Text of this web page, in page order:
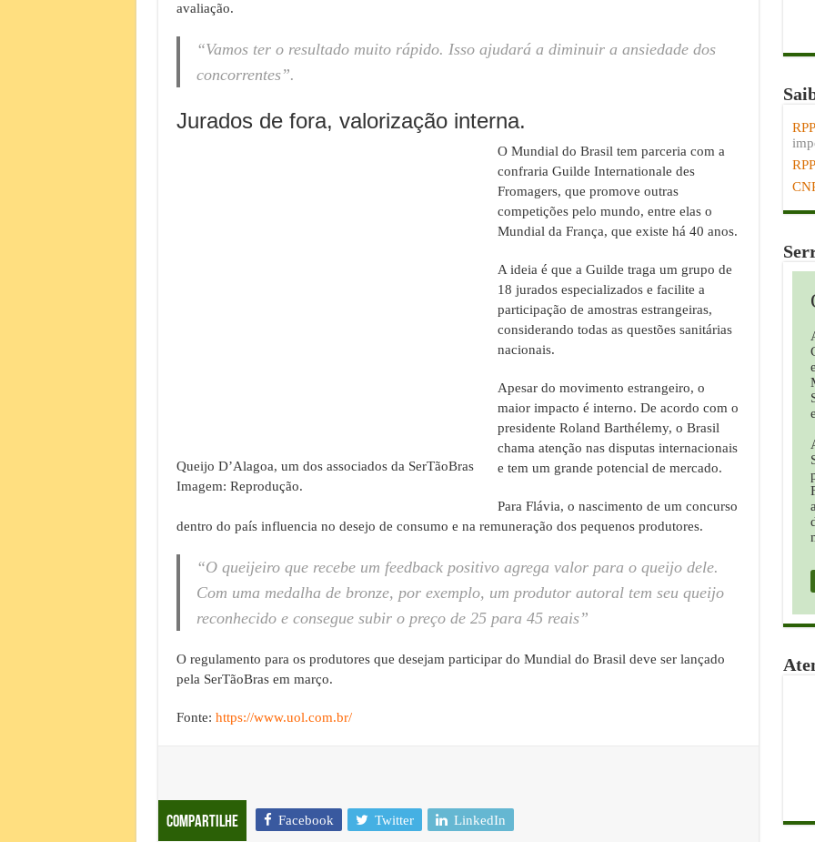
avaliação.
“Vamos ter o resultado muito rápido. Isso ajudará a diminuir a ansiedade dos
concorrentes”.
Jurados de fora, valorização interna.
Queijo D’Alagoa, um dos associados da SerTãoBras
Imagem: Reprodução.
O Mundial do Brasil tem parceria com a
confraria Guilde Internationale des
Fromagers, que promove outras
competições pelo mundo, entre elas o
Mundial da França, que existe há 40 anos.
A ideia é que a Guilde traga um grupo de
18 jurados especializados e facilite a
participação de amostras estrangeiras,
considerando todas as questões sanitárias
nacionais.
Apesar do movimento estrangeiro, o
maior impacto é interno. De acordo com o
presidente Roland Barthélemy, o Brasil
chama atenção nas disputas internacionais
e tem um grande potencial de mercado.
Para Flávia, o nascimento de um concurso
dentro do país influencia no desejo de consumo e na remuneração dos pequenos produtores.
“O queijeiro que recebe um feedback positivo agrega valor para o queijo dele.
Com uma medalha de bronze, por exemplo, um produtor autoral tem seu queijo
reconhecido e consegue subir o preço de 25 para 45 reais”
O regulamento para os produtores que desejam participar do Mundial do Brasil deve ser lançado
pela SerTãoBras em março.
Fonte: https://www.uol.com.br/
Compartilhe Facebook Twitter LinkedIn